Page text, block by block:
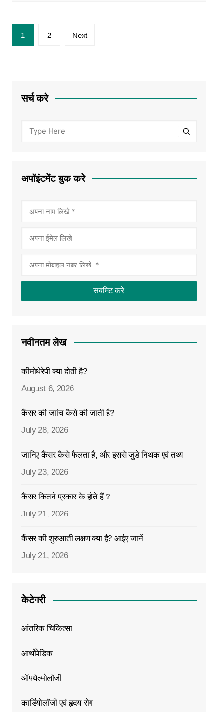
1 2 Next
सर्च करे
अपॉइंटमेंट बुक करे
नवीनतम लेख
कीमोथेरेपी क्या होती है?
August 6, 2026
कैंसर की जाांच कैसे की जाती है?
July 28, 2026
जानिए कैंसर कैसे फैलता है, और इससे जुडे निथक एवं तथ्य
July 23, 2026
कैंसर कितने प्रकार के होते हैं ?
July 21, 2026
कैंसर की शुरुआती लक्षण क्या है? आईए जानें
July 21, 2026
केटेगरी
आंतरिक चिकित्सा
आर्थोपेडिक
ऑपथैल्मोलॉजी
कार्डियोलॉजी एवं हृदय रोग